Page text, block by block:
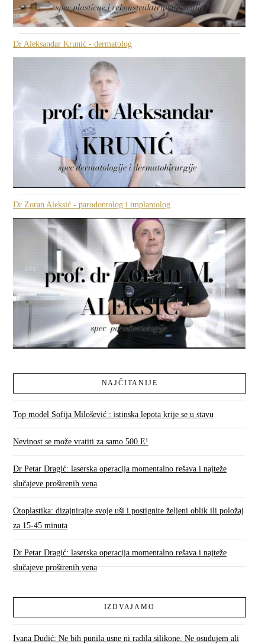
Dr Aleksandar Krunić - dermatolog
Dr Zoran Aleksić - parodontolog i implantolog
NAJČITANIJE
Top model Sofija Milošević : istinska lepota krije se u stavu
Nevinost se može vratiti za samo 500 E!
Dr Petar Dragić: laserska operacija momentalno rešava i najteže
slučajeve proširenih vena
Otoplastika: dizajnirajte svoje uši i postignite željeni oblik ili položaj
za 15-45 minuta
Dr Petar Dragić: laserska operacija momentalno rešava i najteže
slučajeve proširenih vena
IZDVAJAMO
Ivana Dudić: Ne bih punila usne ni radila silikone. Ne osuđujem ali